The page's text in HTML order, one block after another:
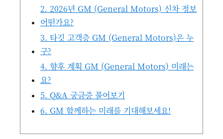
2. 2026년 GM (General Motors) 신차 정보
어떤가요?
3. 타깃 고객층 GM (General Motors)은 누
구?
4. 향후 계획 GM (General Motors) 미래는
요?
5. Q&A 궁금증 풀어보기
6. GM 함께하는 미래를 기대해보세요!